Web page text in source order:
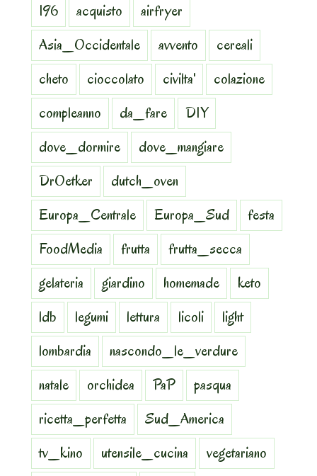
196 acquisto
airfryer
Asia_Occidentale
avvento
cereali
cheto
cioccolato civilta'
colazione
compleanno
da_fare
DIY
dove_dormire
dove_mangiare
DrOetker
dutch_oven
Europa_Centrale
Europa_Sud
festa
FoodMedia
frutta
frutta_secca
gelateria
giardino homemade
keto
ldb
legumi lettura licoli
light
lombardia
nascondo_le_verdure
natale
orchidea PaP
pasqua
ricetta_perfetta
Sud_America
tv_kino
utensile_cucina
vegetariano